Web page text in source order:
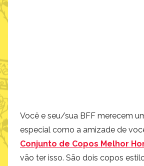
Você e seu/sua BFF merecem
especial como a amizade de
Conjunto de Copos Melhor
vão ter isso. São dois copos